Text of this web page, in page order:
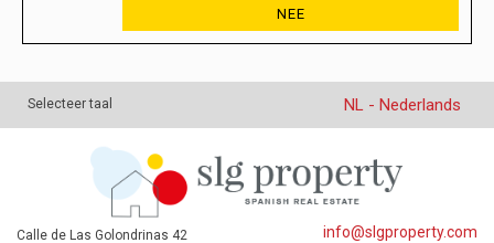
NEE
Selecteer taal NL - Nederlands
info@slgproperty.com
Calle de Las Golondrinas 42